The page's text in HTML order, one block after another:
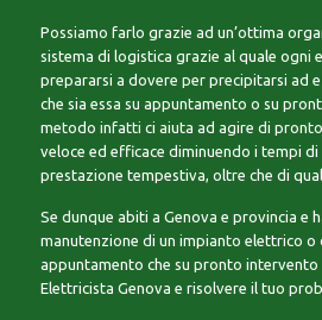
Possiamo farlo grazie ad un’ottima
sistema di logistica grazie al quale ogni
prepararsi a dovere per precipitarsi ad
che sia essa su appuntamento o su
metodo infatti ci aiuta ad agire di
veloce ed efficace diminuendo i tempi
prestazione tempestiva, oltre che di
Se dunque abiti a Genova e provincia e
manutenzione di un impianto elettrico o
appuntamento che su pronto intervento
Elettricista Genova e risolvere il tuo